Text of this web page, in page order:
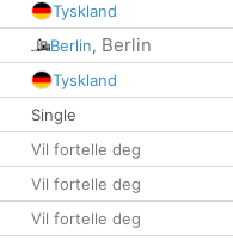
Tyskland
Berlin, Berlin
Tyskland
Single
Vil fortelle deg
Vil fortelle deg
Vil fortelle deg